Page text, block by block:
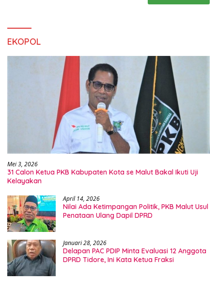
EKOPOL
Mei 3, 2026
31 Calon Ketua PKB Kabupaten Kota se Malut Bakal Ikuti Uji
Kelayakan
April 14, 2026
Nilai Ada Ketimpangan Politik, PKB Malut Usul
Penataan Ulang Dapil DPRD
Januari 28, 2026
Delapan PAC PDIP Minta Evaluasi 12 Anggota
DPRD Tidore, Ini Kata Ketua Fraksi